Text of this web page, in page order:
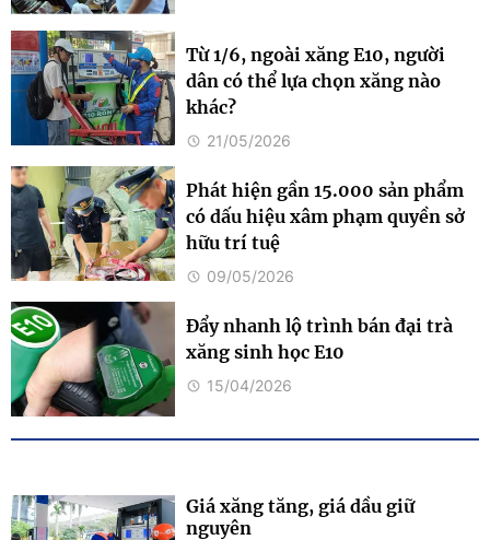
Từ 1/6, ngoài xăng E10, người
dân có thể lựa chọn xăng nào
khác?
21/05/2026
Phát hiện gần 15.000 sản phẩm
có dấu hiệu xâm phạm quyền sở
hữu trí tuệ
09/05/2026
Đẩy nhanh lộ trình bán đại trà
xăng sinh học E10
15/04/2026
Giá xăng tăng, giá dầu giữ
nguyên